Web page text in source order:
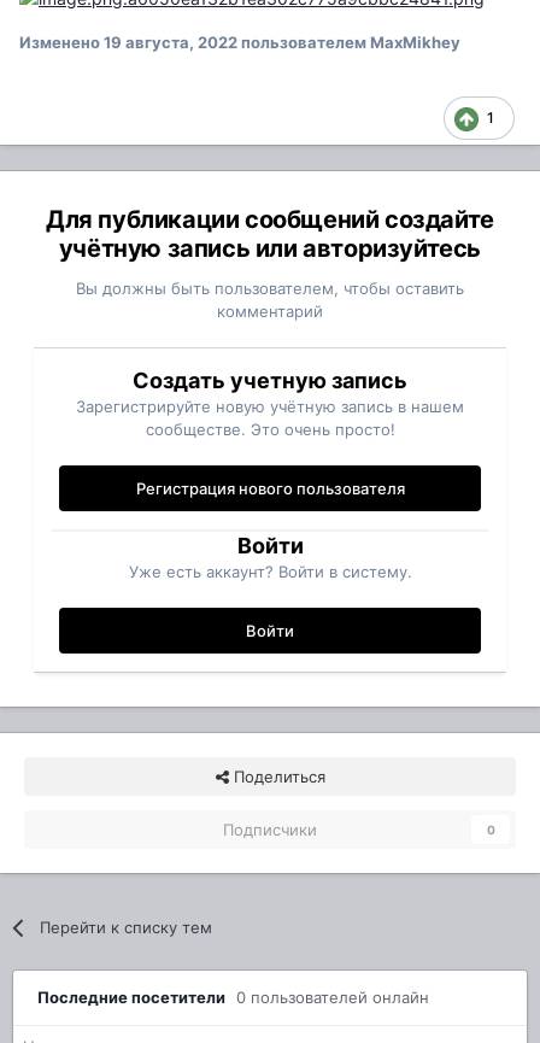
Изменено19 августа, 2022пользователем MaxMikhey
1
Для публикации сообщений создайте
учётную запись или авторизуйтесь
Вы должны быть пользователем, чтобы оставить
комментарий
Создать учетную запись
Зарегистрируйте новую учётную запись в нашем
сообществе. Это очень просто!
Регистрация нового пользователя
Войти
Уже есть аккаунт? Войти в систему.
Войти
Поделиться
Подписчики 0
Перейти к списку тем
Последние посетители 0 пользователей онлайн